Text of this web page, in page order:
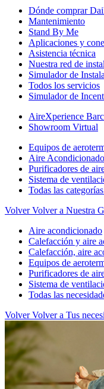
Dónde comprar
Mantenimiento
Stand By Me
Aplicaciones y
Asistencia técnica
Nuestra red de
Simulador de
Todos los servicios
Simulador de
AireXperience
Showroom Virtual
Equipos de
Aire Acondicionado
Purificadores de
Sistema de
Todas las
Volver Volver a Nuestra
Aire acondicionado
Calefacción y aire
Calefacción, aire
Equipos de
Purificadores de
Sistema de
Todas las
Volver Volver a Tus